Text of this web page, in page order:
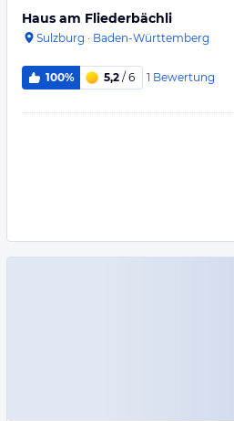
Haus am Fliederbächli
Sulzburg · Baden-Württemberg
100% 5,2 / 6 1 Bewertung